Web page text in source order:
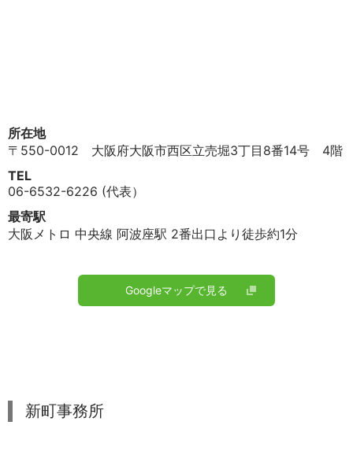
所在地
〒550-0012 大阪府大阪市西区立売堀3丁目8番14号 4階
TEL
06-6532-6226 (代表）
最寄駅
大阪メトロ 中央線 阿波座駅 2番出口より徒歩約1分
Googleマップで見る
新町事務所